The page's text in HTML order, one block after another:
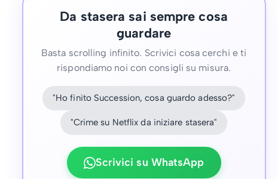
Da stasera sai sempre cosa
guardare
Basta scrolling infinito. Scrivici cosa cerchi e ti
rispondiamo noi con consigli su misura.
"Ho finito Succession, cosa guardo adesso?"
"Crime su Netflix da iniziare stasera"
Scrivici su WhatsApp